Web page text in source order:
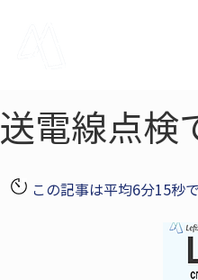
送電線点検
この記事は平均6分15秒